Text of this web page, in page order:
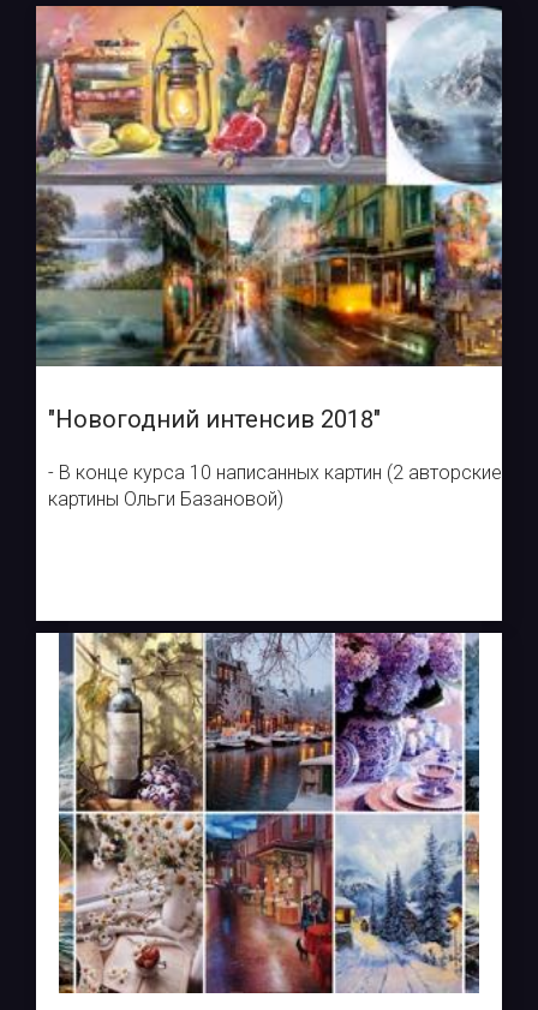
"Новогодний интенсив 2018"
- В конце курса 10 написанных картин (2 авторские
картины Ольги Базановой)